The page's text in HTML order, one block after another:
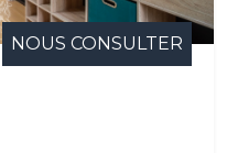
NOUS CONSULTER